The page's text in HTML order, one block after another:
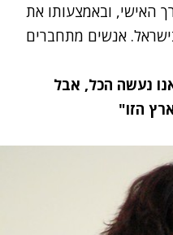
האישי, ובאמצעותו את
אנשים מתחברים
נעשה הכל, אבל
הזו"